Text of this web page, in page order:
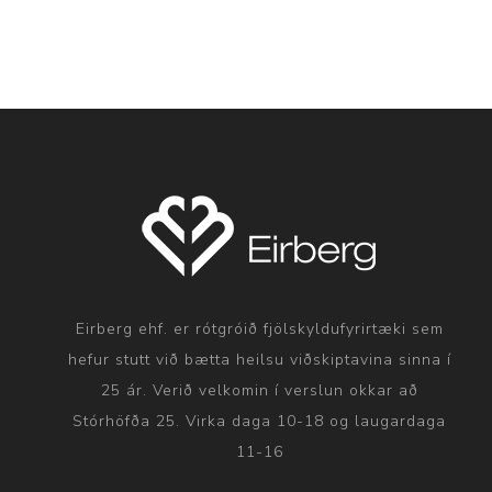
Eirberg ehf. er rótgróið fjölskyldufyrirtæki sem
hefur stutt við bætta heilsu viðskiptavina sinna í
25 ár. Verið velkomin í verslun okkar að
Stórhöfða 25. Virka daga 10-18 og laugardaga
11-16